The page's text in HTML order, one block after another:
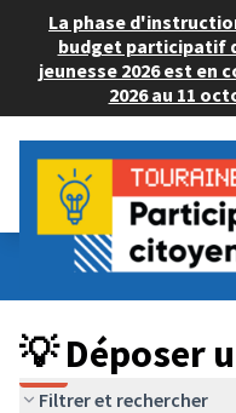
La phase
budget participatif
jeunesse 2026 est en
2026 au 11
Budget Participatif
💡 Déposer un projet
💡 Déposer
Filtrer et rechercher